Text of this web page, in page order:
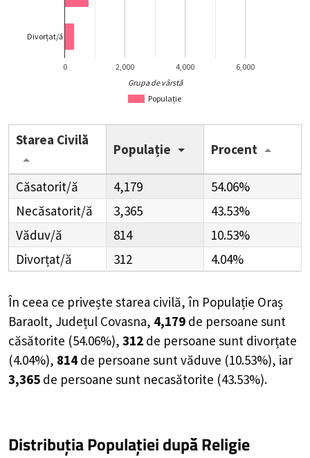
Populație
0 2,000 4,000 6,000
Divorțat/ă
Grupa de vârstă
Starea Civilă
Populație Procent
Căsatorit/ă 4,179
54.06%
Necăsatorit/ă
3,365
43.53%
Văduv/ă
814
10.53%
Divorțat/ă
312 4.04%
În ceea ce privește starea civilă, în Populație Oraș
Baraolt, Județul Covasna, 4,179 de persoane sunt
căsătorite (54.06%), 312 de persoane sunt divorțate
(4.04%), 814 de persoane sunt văduve (10.53%), iar
3,365 de persoane sunt necasătorite (43.53%).
Distribuția Populațieidupă Religie